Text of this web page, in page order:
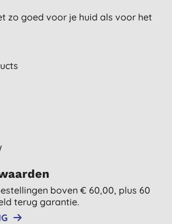
zo goed voor je huid als voor het
boven € 60,00, plus 60
terug garantie.